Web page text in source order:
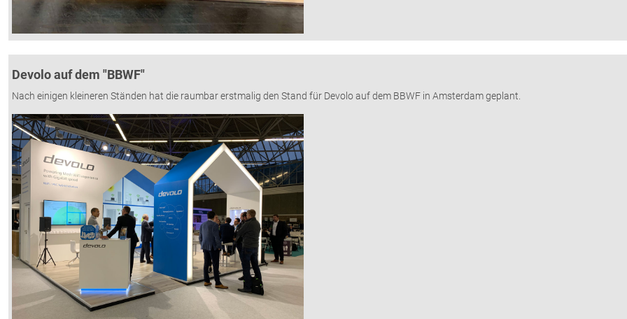
Devolo auf dem "BBWF"
Nach einigen kleineren Ständen hat die raumbar erstmalig den Stand für Devolo auf dem BBWF in Amsterdam geplant.